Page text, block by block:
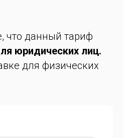
что данный тариф
юридических лиц.
для физических